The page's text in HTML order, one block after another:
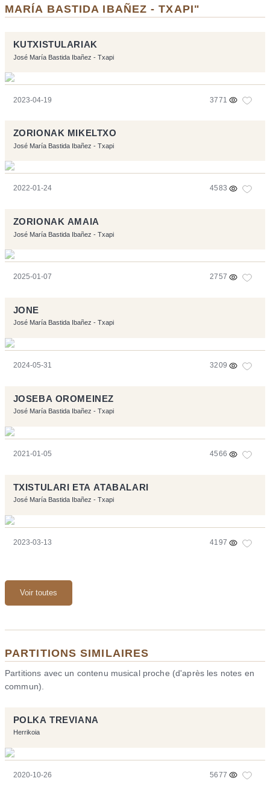
MARÍA BASTIDA IBAÑEZ - TXAPI"
KUTXISTULARIAK
José María Bastida Ibañez - Txapi
2023-04-19 3771
ZORIONAK MIKELTXO
José María Bastida Ibañez - Txapi
2022-01-24 4583
ZORIONAK AMAIA
José María Bastida Ibañez - Txapi
2025-01-07 2757
JONE
José María Bastida Ibañez - Txapi
2024-05-31 3209
JOSEBA OROMEINEZ
José María Bastida Ibañez - Txapi
2021-01-05 4566
TXISTULARI ETA ATABALARI
José María Bastida Ibañez - Txapi
2023-03-13 4197
Voir toutes
PARTITIONS SIMILAIRES
Partitions avec un contenu musical proche (d'après les notes en
commun).
POLKA TREVIANA
Herrikoia
2020-10-26 5677